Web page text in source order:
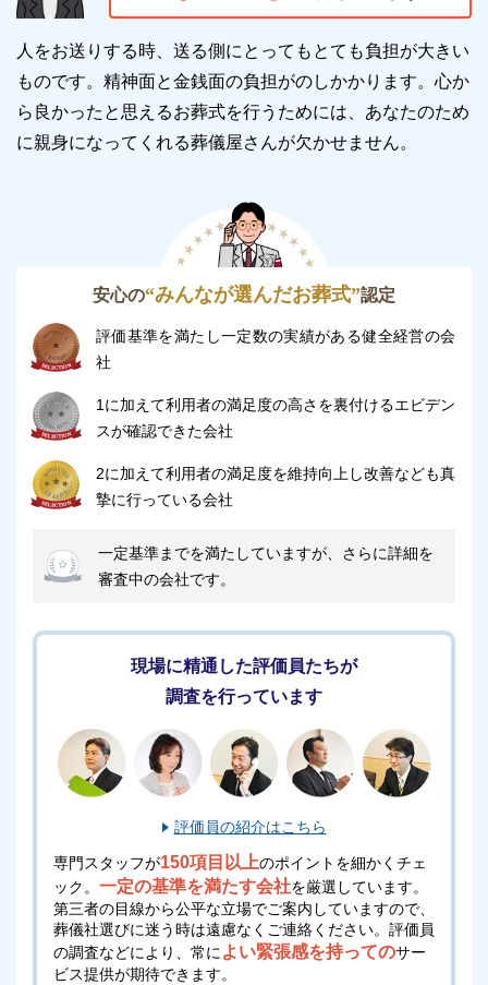
す。
24時間受付けていますので、早朝でも深夜でもかまい
ません。
葬儀のことが何もわからなくても、お電話口でご状況
尾張北部聖苑の駐車場について
、そのうち2台は身障者用で、25台は大型バス25台
分となっています。
尾張北部聖苑は最寄駅の名鉄犬山線犬山駅から車で約
10分かかる距離にありますので、車でお越しいただく
のが便利です。
りますので、できればお乗り合わせいただくか、マイ
クロバスなどのご利用をお願いします。
尾張北部聖苑の火葬場について
尾張北部聖苑には火葬場があり、火葬炉は10基ありま
そのほかにも動物炉が1基と汚物炉が1基利用可能なの
が特徴です。
尾張北部聖苑には火葬炉が10基と比較的多数設置され
ているので、順番を待たされることもほとんどなく、
円滑に火葬を執り行えます。
尾張北部聖苑の安置施設について
人をお送りする時、送る側にとってもとても負担が大きい
ものです。精神面と金銭面の負担がのしかかります。 心か
ら良かったと思えるお葬式を行うためには、あなたのため
に親身になってくれる葬儀屋さんが欠かせません。
安心の“みんなが選んだお葬式”認定
評価基準を満たし一定数の実績がある健全経営の会
社
1に加えて利用者の満足度の高さを裏付けるエビデン
スが確認できた会社
2に加えて利用者の満足度を維持向上し改善なども真
摯に行っている会社
一定基準までを満たしていますが、さらに詳細を
審査中の会社です。
現場に精通した評価員たちが
調査を行っています
評価員の紹介はこちら
専門スタッフが150項目以上のポイントを細かくチェ
ック。 一定の基準を満たす会社を厳選しています。
第三者の目線から公平な立場でご案内していますので、
葬儀社選びに迷う時は遠慮なくご連絡ください。 評価員
の調査などにより、常によい緊張感を持ってのサー
ビス提供が期待できます。